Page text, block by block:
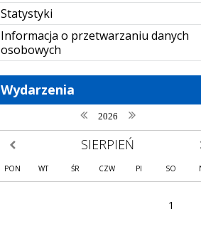
Statystyki
Informacja o przetwarzaniu danych
osobowych
Wydarzenia
poprzedni rok
2026 następny rok
poprzedni miesiąc SIERPIEŃ
PON WT ŚR CZW PI SO
1